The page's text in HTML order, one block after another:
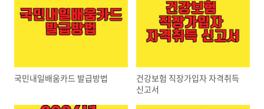
국민내일배움카드 발급방법
건강보험 직장가입자 자격취득
신고서